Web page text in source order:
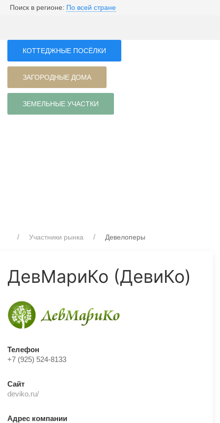
Поиск в регионе: По всей стране
КОТТЕДЖНЫЕ ПОСЁЛКИ
ЗАГОРОДНЫЕ ДОМА
ЗЕМЕЛЬНЫЕ УЧАСТКИ
Участники рынка Девелоперы
ДевМариКо (ДевиКо)
Телефон
+7 (925) 524-8133
Сайт
deviko.ru/
Адрес компании